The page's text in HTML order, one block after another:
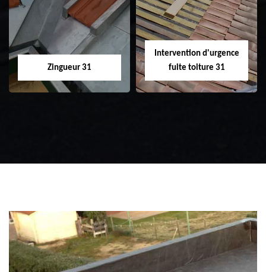
31
toiture 31
Zingueur 31
Intervention d'urgence
fuite toiture 31